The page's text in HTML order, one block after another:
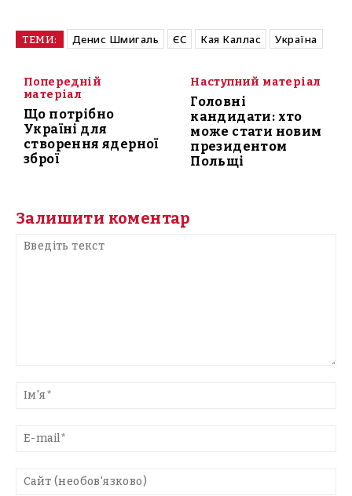
ТЕМИ: Денис Шмигаль ЄС Кая Каллас Україна
Попередній
матеріал
Що потрібно
Україні для
створення ядерної
зброї
Наступний матеріал
Головні
кандидати: хто
може стати новим
президентом
Польщі
Залишити коментар
текст